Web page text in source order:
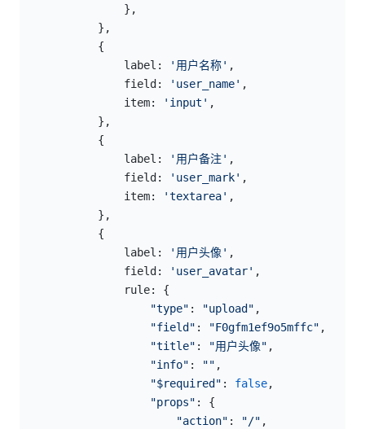
                },
            },
            {
                label:
'用户名称' ,
                field:
'user_name' ,
                item:
'input' ,
            },
            {
                label:
'用户备注' ,
                field:
'user_mark' ,
                item:
'textarea' ,
            },
            {
                label:
'用户头像' ,
                field:
'user_avatar' ,
                rule: {
                    "type"
: "upload" ,
                    "field"
: "F0gfm1ef9o5mffc" ,
                    "title"
: "用户头像" ,
                    "info"
: "" ,
                    "$required"
: false,
                    "props"
: {
                        "action"
: "/" ,